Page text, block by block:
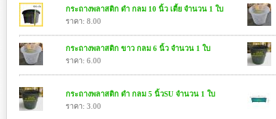
กระถางพลาสติก ดำ กลม 10 นิ้ว เตี้ย จำนวน 1 ใบ
ราคา: 8.00
กระถางพลาสติก ขาว กลม 6 นิ้ว จำนวน 1 ใบ
ราคา: 6.00
กระถางพลาสติก ดำ กลม 5 นิ้วSU จำนวน 1 ใบ
ราคา: 3.00